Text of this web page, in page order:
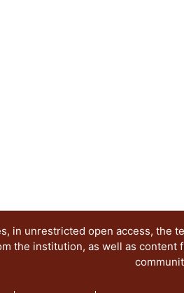
in unrestricted open access, the
the institution, as well as